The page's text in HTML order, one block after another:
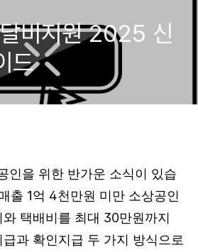
비지원 2025 신
드
인을 위한 반가운 소식이 있습
출 1억 4천만원 미만 소상공인
택배비를 최대 30만원까지
과 확인지급 두 가지 방식으로